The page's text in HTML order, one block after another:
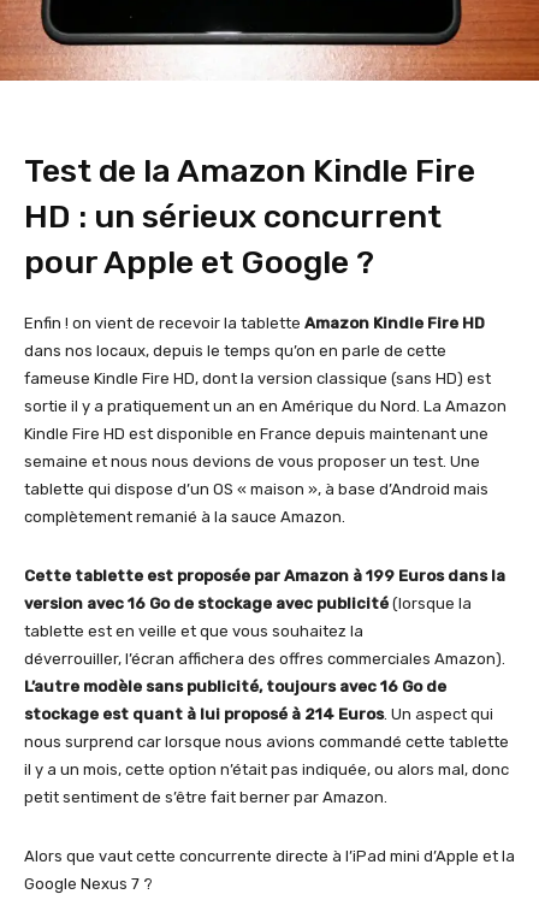
Test de la Amazon Kindle Fire
HD : un sérieux concurrent
pour Apple et Google ?
Enfin ! on vient de recevoir la tablette Amazon Kindle Fire HD
dans nos locaux, depuis le temps qu’on en parle de cette
fameuse Kindle Fire HD, dont la version classique (sans HD) est
sortie il y a pratiquement un an en Amérique du Nord. La Amazon
Kindle Fire HD est disponible en France depuis maintenant une
semaine et nous nous devions de vous proposer un test. Une
tablette qui dispose d’un OS « maison », à base d’Android mais
complètement remanié à la sauce Amazon.
Cette tablette est proposée par Amazon à 199 Euros dans la
version avec 16 Go de stockage avec publicité (lorsque la
tablette est en veille et que vous souhaitez la
déverrouiller, l’écran affichera des offres commerciales Amazon).
L’autre modèle sans publicité, toujours avec 16 Go de
stockage est quant à lui proposé à 214 Euros. Un aspect qui
nous surprend car lorsque nous avions commandé cette tablette
il y a un mois, cette option n’était pas indiquée, ou alors mal, donc
petit sentiment de s’être fait berner par Amazon.
Alors que vaut cette concurrente directe à l’iPad mini d’Apple et la
Google Nexus 7 ?